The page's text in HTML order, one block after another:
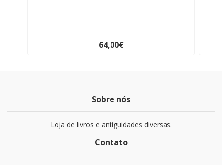
64,00€
Sobre nós
Loja de livros e antiguidades diversas.
Contato